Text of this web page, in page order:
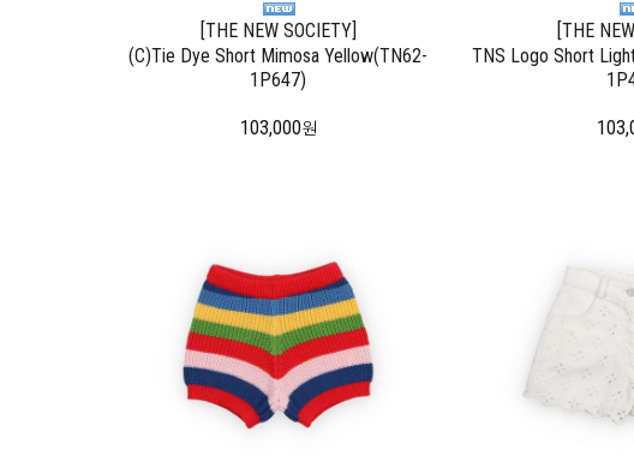
[THE NEW SOCIETY]
(C)Tie Dye Short Mimosa Yellow(TN62-
1P647)
103,000원
[THE
TNS Logo Short